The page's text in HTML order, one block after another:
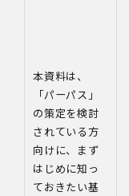
本資料は、
「パーパス」
の策定を検討
されている方
向けに、まず
はじめに知っ
ておきたい基